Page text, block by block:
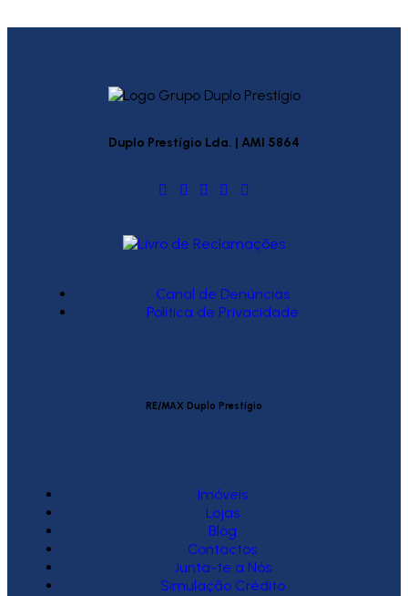
Duplo Prestígio Lda. | AMI 5864
Canal de Denúncias
Política de Privacidade
RE/MAX Duplo Prestígio
Imóveis
Lojas
Blog
Contactos
Junta-te a Nós
Simulação Crédito